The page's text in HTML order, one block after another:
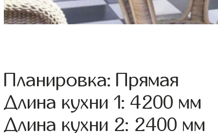
Планировка: Прямая
Длина кухни 1: 4200 мм
Длина кухни 2: 2400 мм